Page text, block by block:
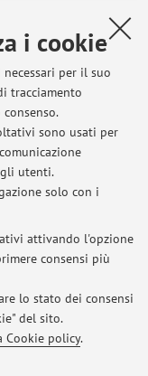
i cookie
per il suo
tracciamento
sono usati per
utenti.
solo con i
attivando l'opzione
consensi più
lo stato dei consensi
del sito.
Cookie policy.
alla mappa
avvisi.